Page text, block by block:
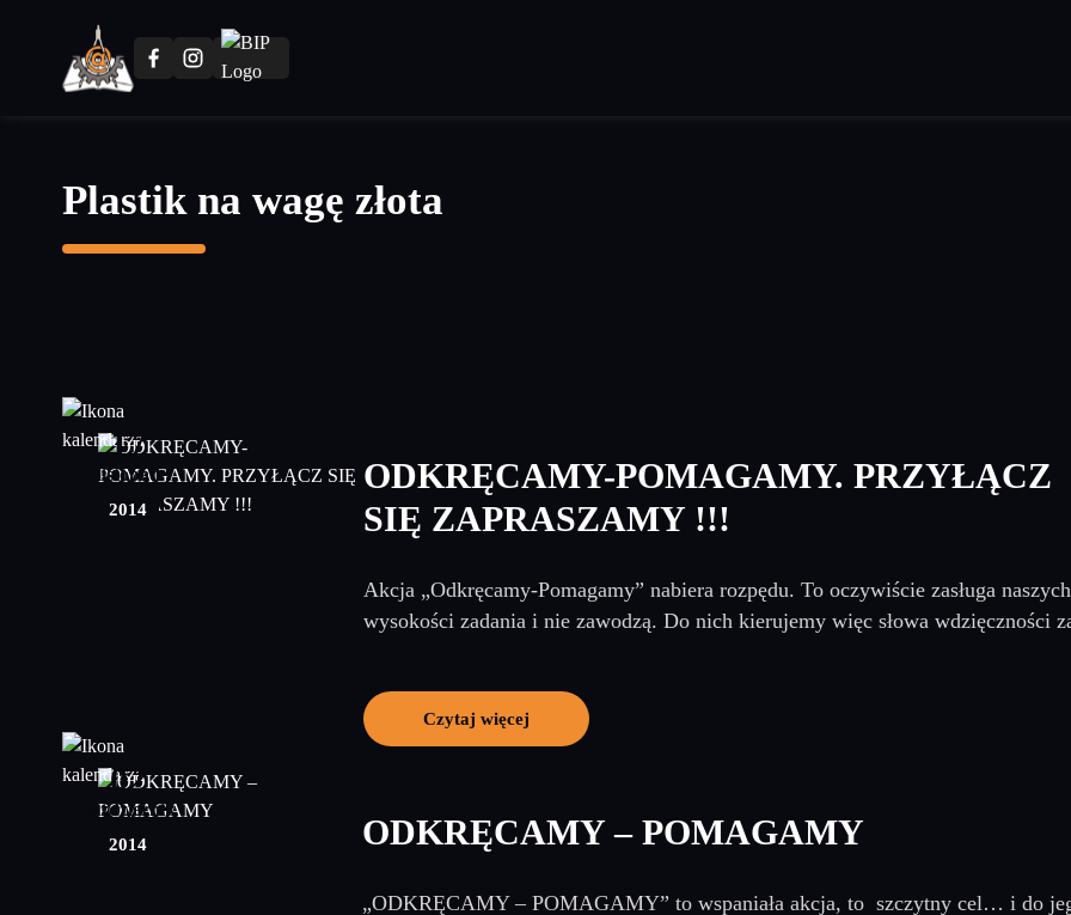
głównej
Plastik na wagę złota
17
listopad
2014
ODKRĘCAMY-POMAGAMY. PRZYŁĄCZ
SIĘ ZAPRASZAMY !!!
Akcja „Odkręcamy-Pomagamy” nabiera rozpędu. To oczywiście zasługa
wysokości zadania i nie zawodzą. Do nich kierujemy więc słowa wdzięczności
Czytaj więcej
02
październik
2014
ODKRĘCAMY – POMAGAMY
„ODKRĘCAMY – POMAGAMY” to wspaniała akcja, to szczytny cel… i do